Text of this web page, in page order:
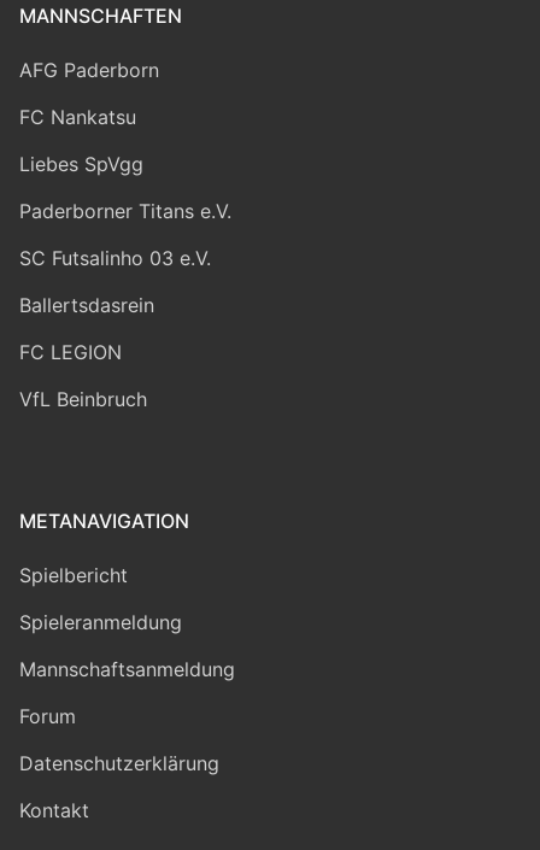
MANNSCHAFTEN
AFG Paderborn
FC Nankatsu
Liebes SpVgg
Paderborner Titans e.V.
SC Futsalinho 03 e.V.
Ballertsdasrein
FC LEGION
VfL Beinbruch
METANAVIGATION
Spielbericht
Spieleranmeldung
Mannschaftsanmeldung
Forum
Datenschutzerklärung
Kontakt